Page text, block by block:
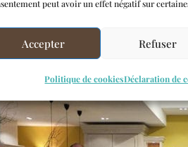
peut avoir un effet négatif sur
Accepter Refuser
Politique de cookiesDéclaration de
LA